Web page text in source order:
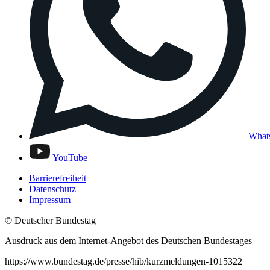
YouTube
Barrierefreiheit
Datenschutz
Impressum
© Deutscher Bundestag
Ausdruck aus dem Internet-Angebot des Deutschen Bundestages
https://www.bundestag.de/presse/hib/kurzmeldungen-1015322